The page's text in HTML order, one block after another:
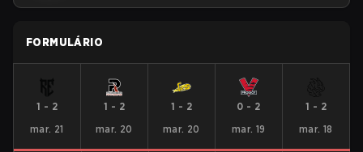
FORMULÁRIO
1 - 2
mar. 21
1 - 2
mar. 20
1 - 2
mar. 20
0 - 2
mar. 19
1 - 2
mar. 18